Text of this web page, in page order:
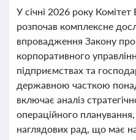
У січні 2026 року
розпочав комплексне
впровадження Закону
корпоративного
підприємствах та
державною часткою
включає аналіз
операційного
наглядових рад, що має